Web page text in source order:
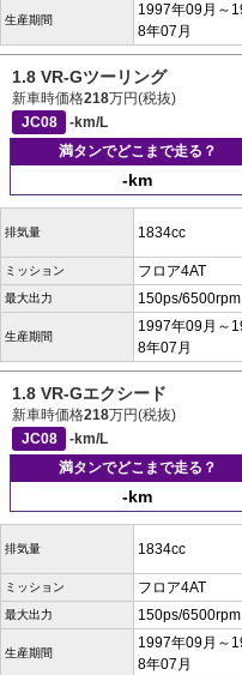
生産期間
1997年09月～
8年07月
1.8 VR-Gツーリング
新車時価格218万円(税抜)
JC08
-km/L
満タンでどこまで走る？
-km
排気量 1834cc
ミッション フロア4AT
最大出力 150ps/6500rpm
生産期間
1997年09月～
8年07月
1.8 VR-Gエクシード
新車時価格218万円(税抜)
JC08
-km/L
満タンでどこまで走る？
-km
排気量 1834cc
ミッション フロア4AT
最大出力 150ps/6500rpm
生産期間
1997年09月～
8年07月